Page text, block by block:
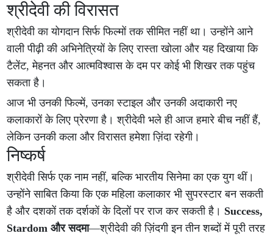
श्रीदेवी की विरासत
श्रीदेवी का योगदान सिर्फ फिल्मों तक सीमित नहीं था। उन्होंने आने
वाली पीढ़ी की अभिनेत्रियों के लिए रास्ता खोला और यह दिखाया कि
टैलेंट, मेहनत और आत्मविश्वास के दम पर कोई भी शिखर तक पहुंच
सकता है।
आज भी उनकी फिल्में, उनका स्टाइल और उनकी अदाकारी नए
कलाकारों के लिए प्रेरणा है। श्रीदेवी भले ही आज हमारे बीच नहीं हैं,
लेकिन उनकी कला और विरासत हमेशा ज़िंदा रहेगी।
निष्कर्ष
श्रीदेवी सिर्फ एक नाम नहीं, बल्कि भारतीय सिनेमा का एक युग थीं।
उन्होंने साबित किया कि एक महिला कलाकार भी सुपरस्टार बन सकती
है और दशकों तक दर्शकों के दिलों पर राज कर सकती है। Success,
Stardom और सदमा—श्रीदेवी की ज़िंदगी इन तीन शब्दों में पूरी तरह